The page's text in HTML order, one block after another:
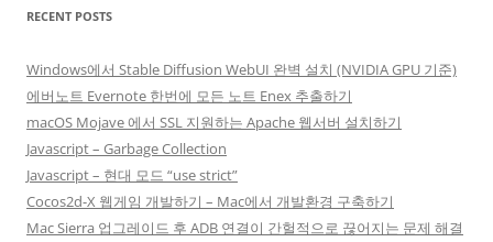
RECENT POSTS
Windows에서 Stable Diffusion WebUI 완벽 설치 (NVIDIA GPU 기준)
에버노트 Evernote 한번에 모든 노트 Enex 추출하기
macOS Mojave 에서 SSL 지원하는 Apache 웹서버 설치하기
Javascript – Garbage Collection
Javascript – 현대 모드 “use strict”
Cocos2d-X 웹게임 개발하기 – Mac에서 개발환경 구축하기
Mac Sierra 업그레이드 후 ADB 연결이 간헐적으로 끊어지는 문제 해결